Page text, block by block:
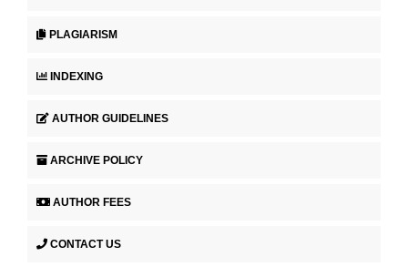
PLAGIARISM
INDEXING
AUTHOR GUIDELINES
ARCHIVE POLICY
AUTHOR FEES
CONTACT US